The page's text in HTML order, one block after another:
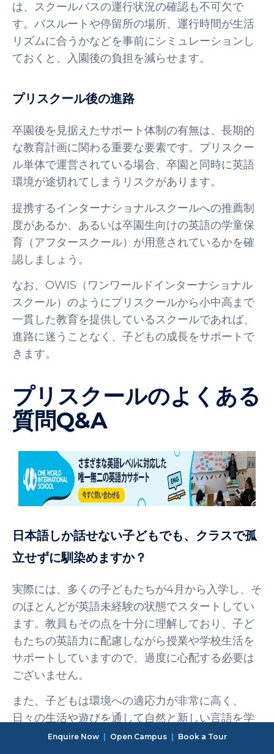
は、スクールバスの運行状況の確認も不可欠で
す。バスルートや停留所の場所、運行時間が生活
リズムに合うかなどを事前にシミュレーションし
ておくと、入園後の負担を減らせます。
プリスクール後の進路
卒園後を見据えたサポート体制の有無は、長期的
な教育計画に関わる重要な要素です。プリスクー
ル単体で運営されている場合、卒園と同時に英語
環境が途切れてしまうリスクがあります。
提携するインターナショナルスクールへの推薦制
度があるか、あるいは卒園生向けの英語の学童保
育（アフタースクール）が用意されているかを確
認しましょう。
なお、OWIS（ワンワールドインターナショナル
スクール）のようにプリスクールから小中高まで
一貫した教育を提供しているスクールであれば、
進路に迷うことなく、子どもの成長をサポートで
きます。
プリスクールのよくある
質問Q&A
日本語しか話せない子どもでも、クラスで孤
立せずに馴染めますか？
実際には、多くの子どもたちが4月から入学し、そ
のほとんどが英語未経験の状態でスタートしてい
ます。教員もその点を十分に理解しており、子ど
もたちの英語力に配慮しながら授業や学校生活を
サポートしていますので、過度に心配する必要は
ございません。
また、子どもは環境への適応力が非常に高く、
日々の生活や遊びを通して自然と新しい言語を学
び、新しい環境に慣れていくことが得意なようで
Enquire Now | Open Campus | Book a Tour